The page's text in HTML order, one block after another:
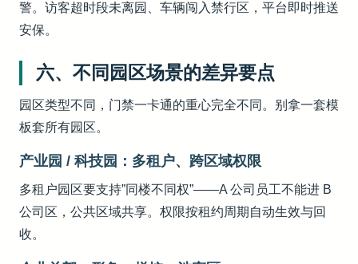
警。访客超时段未离园、车辆闯入禁行区，平台即时推送
安保。
六、不同园区场景的差异要点
园区类型不同，门禁一卡通的重心完全不同。别拿一套模
板套所有园区。
产业园 / 科技园：多租户、跨区域权限
多租户园区要支持”同楼不同权”——A 公司员工不能进 B
公司区，公共区域共享。权限按租约周期自动生效与回
收。